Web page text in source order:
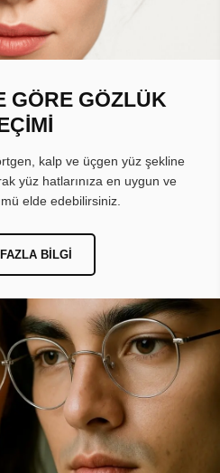
GÖRE GÖZLÜK
kalp ve üçgen yüz şekline
yüz hatlarınıza en uygun ve
elde edebilirsiniz.
BILGI